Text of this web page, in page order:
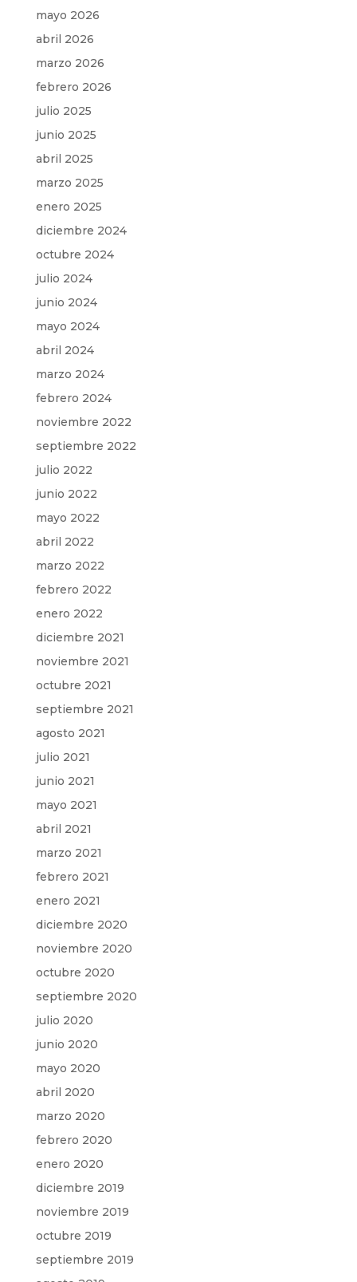
mayo 2026
abril 2026
marzo 2026
febrero 2026
julio 2025
junio 2025
abril 2025
marzo 2025
enero 2025
diciembre 2024
octubre 2024
julio 2024
junio 2024
mayo 2024
abril 2024
marzo 2024
febrero 2024
noviembre 2022
septiembre 2022
julio 2022
junio 2022
mayo 2022
abril 2022
marzo 2022
febrero 2022
enero 2022
diciembre 2021
noviembre 2021
octubre 2021
septiembre 2021
agosto 2021
julio 2021
junio 2021
mayo 2021
abril 2021
marzo 2021
febrero 2021
enero 2021
diciembre 2020
noviembre 2020
octubre 2020
septiembre 2020
julio 2020
junio 2020
mayo 2020
abril 2020
marzo 2020
febrero 2020
enero 2020
diciembre 2019
noviembre 2019
octubre 2019
septiembre 2019